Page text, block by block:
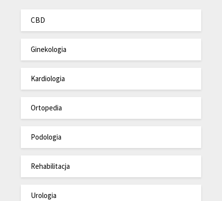
CBD
Ginekologia
Kardiologia
Ortopedia
Podologia
Rehabilitacja
Urologia